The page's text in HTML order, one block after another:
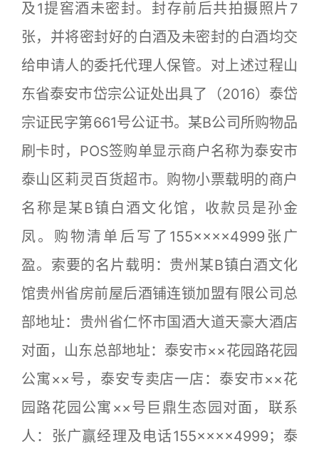
及1提窖酒未密封。封存前后共拍摄照片7
张，并将密封好的白酒及未密封的白酒均交
给申请人的委托代理人保管。对上述过程山
东省泰安市岱宗公证处出具了（2016）泰岱
宗证民字第661号公证书。某B公司所购物品
刷卡时，POS签购单显示商户名称为泰安市
泰山区莉灵百货超市。购物小票载明的商户
名称是某B镇白酒文化馆，收款员是孙金
凤。购物清单后写了155××××4999张广
盈。索要的名片载明：贵州某B镇白酒文化
馆贵州省房前屋后酒铺连锁加盟有限公司总
部地址：贵州省仁怀市国酒大道天豪大酒店
对面，山东总部地址：泰安市××花园路花园
公寓××号，泰安专卖店一店：泰安市××花
园路花园公寓××号巨鼎生态园对面，联系
人：张广赢经理及电话155××××4999；泰